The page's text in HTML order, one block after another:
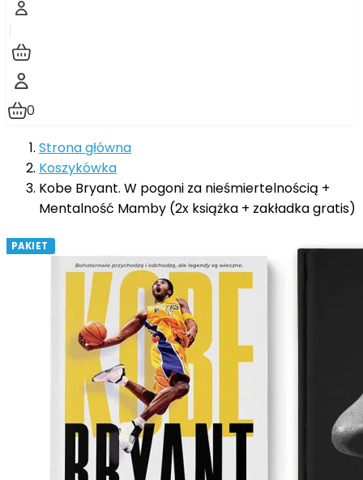
0
Strona główna
Koszykówka
Kobe Bryant. W pogoni za nieśmiertelnością +
Mentalność Mamby (2x książka + zakładka gratis)
PAKIET